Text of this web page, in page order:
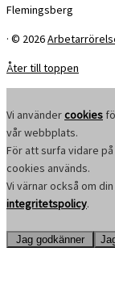
Flemingsberg
· © 2026
Åter till toppen
Vi användercookies
vår webbplats.
För att surfa vidare
cookies används.
Vi värnar också om
integritetspolicy.
Jag godkänner